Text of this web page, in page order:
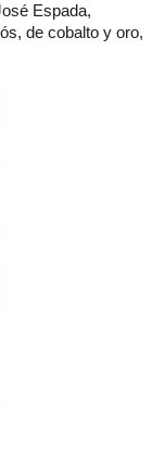
Espada,
de cobalto y oro,